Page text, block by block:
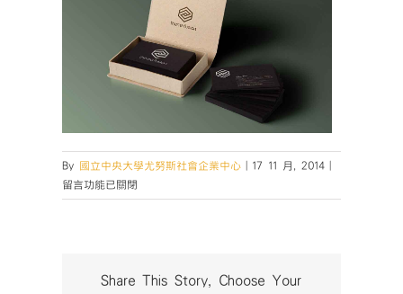
By 國立中央大學尤努斯社會企業中心 17 11 月, 2014
中
留言功能已關閉
Share This Story, Choose Your